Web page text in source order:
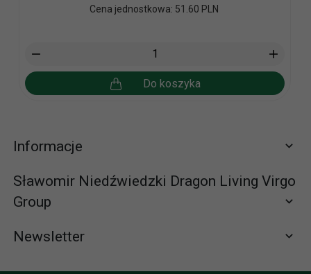
Cena jednostkowa: 51.60 PLN
Do koszyka
Informacje
Sławomir Niedźwiedzki Dragon Living Virgo
Group
Newsletter